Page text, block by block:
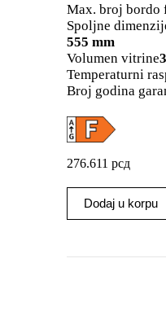
Max. broj bordo
Spoljne
555 mm
Volumen vitrine
Temperaturni
Broj godina
276.611 рсд
Dodaj u korpu